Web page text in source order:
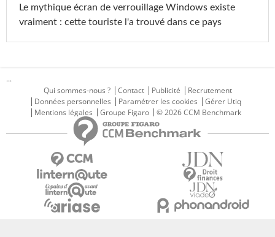
Le mythique écran de verrouillage Windows existe
vraiment : cette touriste l'a trouvé dans ce pays
...
Qui sommes-nous ?
Contact Publicité
Recrutement
Données personnelles
Paramétrer les cookies
Gérer Utiq
Mentions légales
Groupe Figaro © 2026 CCM Benchmark